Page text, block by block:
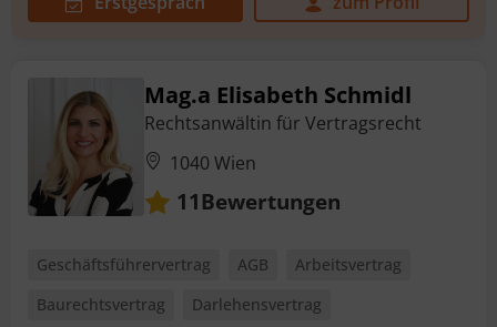
Mag.a Elisabeth Schmidl
Rechtsanwältin für Vertragsrecht
1040 Wien
11Bewertungen
Geschäftsführervertrag AGB
Arbeitsvertrag
Baurechtsvertrag
Darlehensvertrag